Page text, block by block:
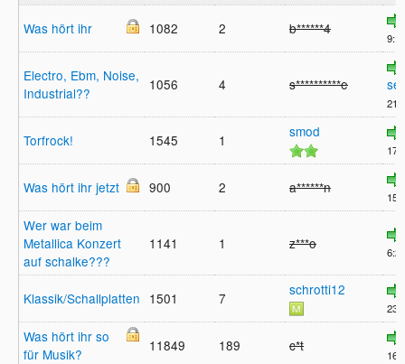
Was hört ihr 1082 2 b******4
Electro, Ebm, Noise,
Industrial??
1056 4 s**********e
Torfrock! 1545 1 smod
Was hört ihr jetzt 900 2 a******n
Wer war beim
Metallica Konzert
auf schalke???
1141 1 z***o
Klassik/Schallplatten 1501 7 schrotti12
Was hört ihr so
für Musik?
11849 189 c*t